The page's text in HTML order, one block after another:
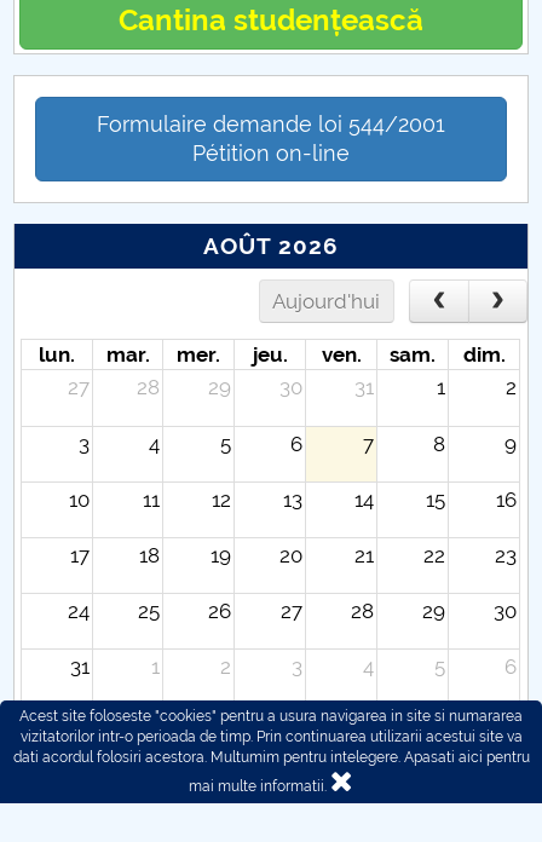
Cantina studențească
Formulaire demande loi 544/2001
Pétition on-line
AOÛT 2026
Aujourd'hui
lun. mar. mer. jeu. ven. sam.
dim.
27
28 29 30 31 1 2
3 4 5 6 7 8 9
10 11 12 13 14 15 16
17 18 19 20 21 22 23
24 25 26 27 28 29 30
31 1 2 3 4 5 6
Acest site foloseste "cookies" pentru a usura navigarea in site si numararea
vizitatorilor intr-o perioada de timp. Prin continuarea utilizarii acestui site va
dati acordul folosiri acestora. Multumim pentru intelegere. Apasati aici pentru
mai multe informatii.